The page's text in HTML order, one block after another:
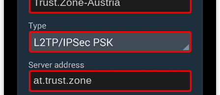
Trust.Zone-Austria
at.trust.zone